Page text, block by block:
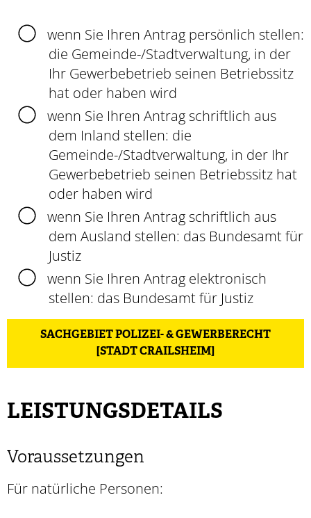
wenn Sie Ihren Antrag persönlich stellen:
die Gemeinde-/Stadtverwaltung, in der
Ihr Gewerbebetrieb seinen Betriebssitz
hat oder haben wird
wenn Sie Ihren Antrag schriftlich aus
dem Inland stellen: die
Gemeinde-/Stadtverwaltung, in der Ihr
Gewerbebetrieb seinen Betriebssitz hat
oder haben wird
wenn Sie Ihren Antrag schriftlich aus
dem Ausland stellen: das Bundesamt für
Justiz
wenn Sie Ihren Antrag elektronisch
stellen: das Bundesamt für Justiz
SACHGEBIET POLIZEI- & GEWERBERECHT
[STADT CRAILSHEIM]
LEISTUNGSDETAILS
Voraussetzungen
Für natürliche Personen: